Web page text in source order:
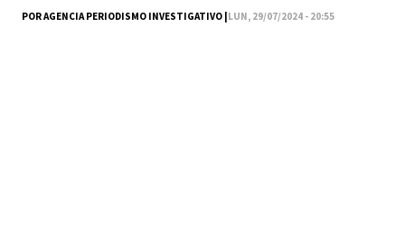
POR AGENCIA PERIODISMO INVESTIGATIVO |LUN, 29/07/2024 - 20:55